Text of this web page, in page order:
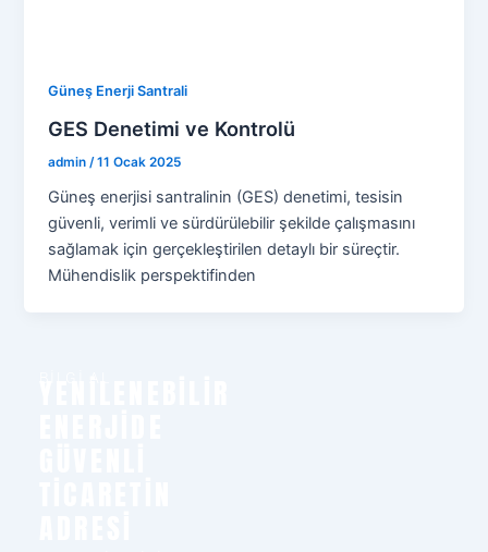
Güneş Enerji Santrali
GES Denetimi ve Kontrolü
admin /11 Ocak 2025
Güneş enerjisi santralinin (GES) denetimi, tesisin
güvenli, verimli ve sürdürülebilir şekilde çalışmasını
sağlamak için gerçekleştirilen detaylı bir süreçtir.
Mühendislik perspektifinden